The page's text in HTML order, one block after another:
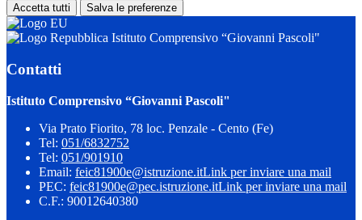
Accetta tutti Salva le preferenze
Istituto Comprensivo “Giovanni Pascoli"
Contatti
Istituto Comprensivo “Giovanni Pascoli"
Via Prato Fiorito, 78 loc. Penzale - Cento (Fe)
Tel: 051/6832752
Tel: 051/901910
Email: feic81900e@istruzione.itLink per inviare una mail
PEC: feic81900e@pec.istruzione.itLink per inviare una mail
C.F.: 90012640380